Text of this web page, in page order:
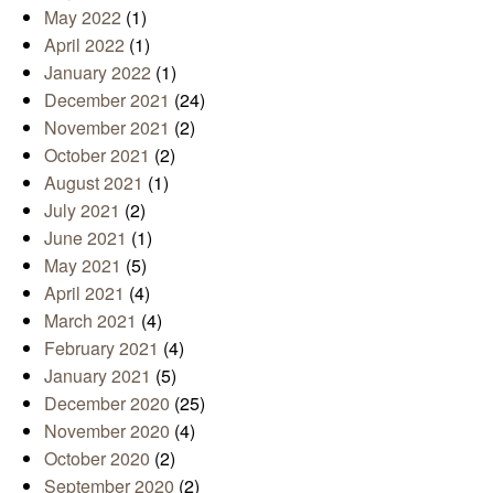
May 2022 (1)
April 2022 (1)
January 2022 (1)
December 2021 (24)
November 2021 (2)
October 2021 (2)
August 2021 (1)
July 2021 (2)
June 2021 (1)
May 2021 (5)
April 2021 (4)
March 2021 (4)
February 2021 (4)
January 2021 (5)
December 2020 (25)
November 2020 (4)
October 2020 (2)
September 2020 (2)